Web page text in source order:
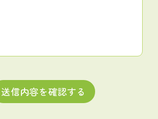
送信内容を確認する